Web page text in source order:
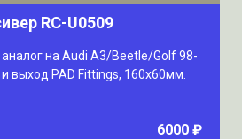
RC-U0509
на Audi A3/Beetle/Golf 98-
выход PAD Fittings, 160х60мм.
6000 ₽